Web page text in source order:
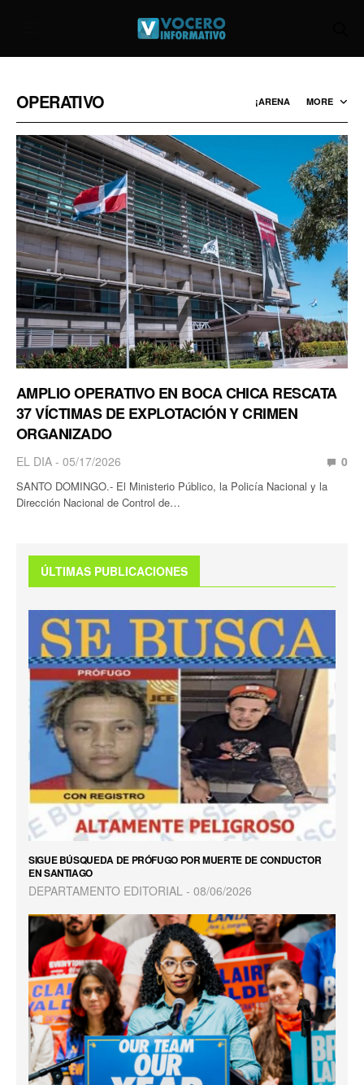
OPERATIVO ¡ARENA MORE
AMPLIO OPERATIVO EN BOCA CHICA RESCATA
37 VÍCTIMAS DE EXPLOTACIÓN Y CRIMEN
ORGANIZADO
EL DIA 05/17/2026 0
SANTO DOMINGO.- El Ministerio Público, la Policía Nacional y la
Dirección Nacional de Control de…
ÚLTIMAS PUBLICACIONES
SIGUE BÚSQUEDA DE PRÓFUGO POR MUERTE DE CONDUCTOR
EN SANTIAGO
DEPARTAMENTO EDITORIAL 08/06/2026